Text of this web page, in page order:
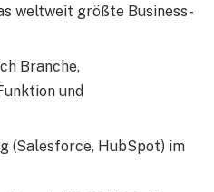
weltweit größte Business-
Branche,
und
(Salesforce, HubSpot) im